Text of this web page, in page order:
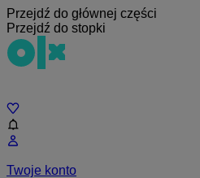
Przejdź do głównej części
Przejdź do stopki
Twoje konto